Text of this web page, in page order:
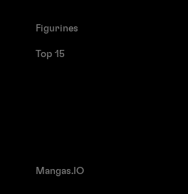
Figurines
Top 15
Mangas.IO